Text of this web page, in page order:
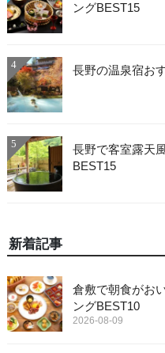
ングBEST15
4 長野の温泉宿お
5
長野で客室露天
BEST15
新着記事
倉敷で朝食がお
ングBEST10
2026-08-09